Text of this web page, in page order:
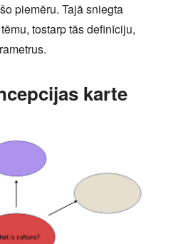
piemēru. Tajā sniegta
tostarp tās definīciju,
karte